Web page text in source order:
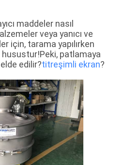
maddeler nasıl
veya yanıcı ve
için, tarama yapılırken
patlamaya
elde edilir?titreşimli ekran?